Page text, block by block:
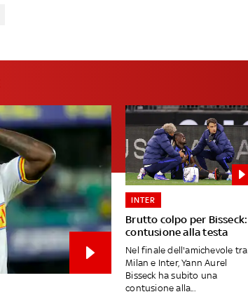
Brutto colpo per Bisseck:
contusione alla testa
INTER
Nel finale dell'amichevole tra
Milan e Inter, Yann Aurel
Bisseck ha subito una
contusione alla...